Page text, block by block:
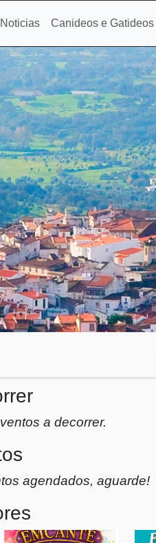
Noticias Canideos e Gatideos
a decorrer.
agendados, aguarde!